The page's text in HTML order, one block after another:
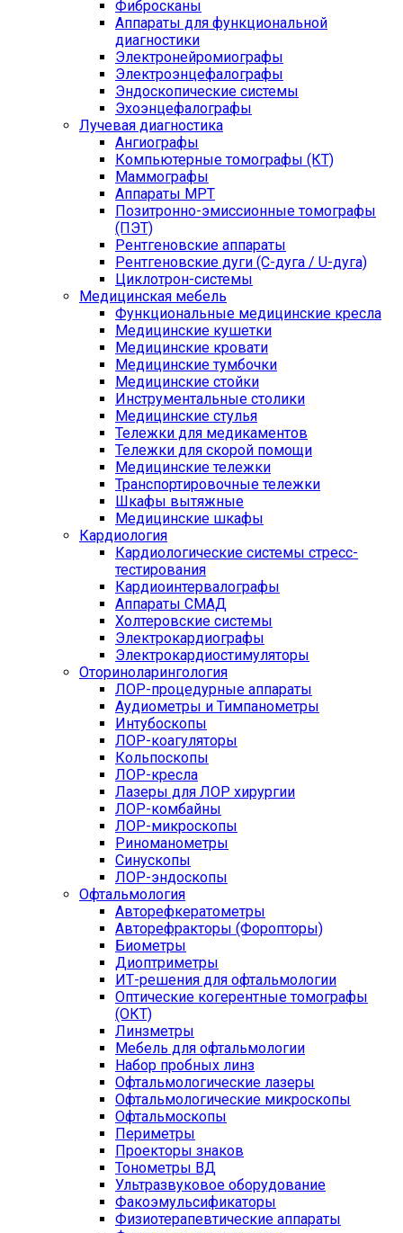
Фибросканы
Аппараты для функциональной
диагностики
Электронейромиографы
Электроэнцефалографы
Эндоскопические системы
Эхоэнцефалографы
Лучевая диагностика
Ангиографы
Компьютерные томографы (КТ)
Маммографы
Аппараты МРТ
Позитронно-эмиссионные томографы
(ПЭТ)
Рентгеновские аппараты
Рентгеновские дуги (С-дуга / U-дуга)
Циклотрон-системы
Медицинская мебель
Функциональные медицинские кресла
Медицинские кушетки
Медицинские кровати
Медицинские тумбочки
Медицинские стойки
Инструментальные столики
Медицинские стулья
Тележки для медикаментов
Тележки для скорой помощи
Медицинские тележки
Транспортировочные тележки
Шкафы вытяжные
Медицинские шкафы
Кардиология
Кардиологические системы стресс-
тестирования
Кардиоинтервалографы
Аппараты СМАД
Холтеровские системы
Электрокардиографы
Электрокардиостимуляторы
Оториноларингология
ЛОР-процедурные аппараты
Аудиометры и Тимпанометры
Интубоскопы
ЛОР-коагуляторы
Кольпоскопы
ЛОР-кресла
Лазеры для ЛОР хирургии
ЛОР-комбайны
ЛОР-микроскопы
Риноманометры
Синускопы
ЛОР-эндоскопы
Офтальмология
Авторефкератометры
Авторефракторы (Форопторы)
Биометры
Диоптриметры
ИТ-решения для офтальмологии
Оптические когерентные томографы
(ОКТ)
Линзметры
Мебель для офтальмологии
Набор пробных линз
Офтальмологические лазеры
Офтальмологические микроскопы
Офтальмоскопы
Периметры
Проекторы знаков
Тонометры ВД
Ультразвуковое оборудование
Факоэмульсификаторы
Физиотерапевтические аппараты